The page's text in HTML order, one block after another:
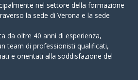
nel settore della formazione
la sede di Verona e la sede
da oltre 40 anni di esperienza,
team di professionisti qualificati,
e orientati alla soddisfazione del